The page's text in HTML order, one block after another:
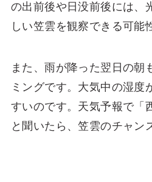
の出前後や日没前後には、
しい笠雲を観察できる可能
また、雨が降った翌日の朝
ミングです。大気中の湿度
すいのです。天気予報で「
と聞いたら、笠雲のチャン